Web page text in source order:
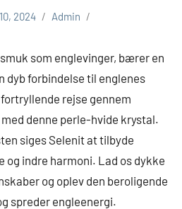
2024 Admin
som englevinger, bærer en
dyb forbindelse til englenes
fortryllende rejse gennem
denne perle-hvide krystal.
siges Selenit at tilbyde
og indre harmoni. Lad os dykke
og oplev den beroligende
spreder engleenergi.